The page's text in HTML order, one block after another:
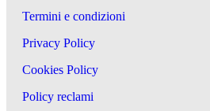
Termini e condizioni
Privacy Policy
Cookies Policy
Policy reclami